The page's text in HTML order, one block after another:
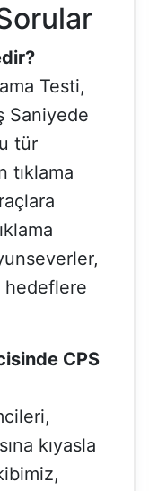
Testi,
Saniyede
tür
tıklama
hedeflere
CPS
kıyasla